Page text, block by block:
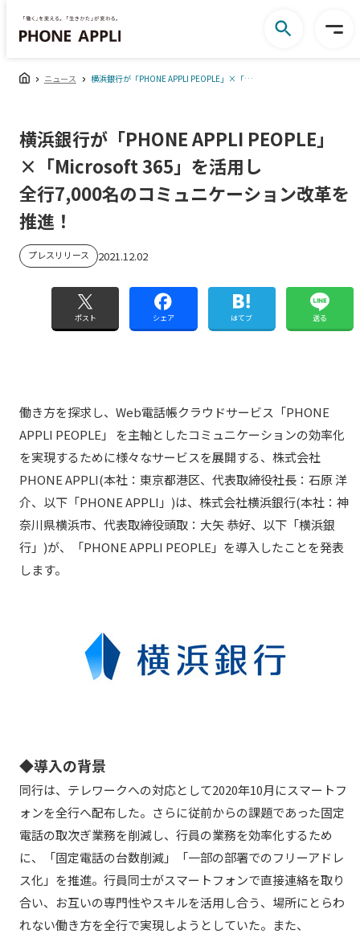
ニュース 横浜銀行が「PHONE APPLI PEOPLE」×「Microsoft 365」を活用し全行7,000名のコミュニケーション改革を推進！
横浜銀行が「PHONE APPLI PEOPLE」
×「Microsoft 365」を活用し
全行7,000名のコミュニケーション改革を
推進！
プレスリリース 2021.12.02
ポスト シェア はてブ 送る
働き方を探求し、Web電話帳クラウドサービス「PHONE
APPLI PEOPLE」 を主軸としたコミュニケーションの効率化
を実現するために様々なサービスを展開する、株式会社
PHONE APPLI(本社：東京都港区、代表取締役社長：石原 洋
介、以下「PHONE APPLI」)は、株式会社横浜銀行(本社：神
奈川県横浜市、代表取締役頭取：大矢 恭好、以下「横浜銀
行」)が、「PHONE APPLI PEOPLE」を導入したことを発表
します。
◆導入の背景
同行は、テレワークへの対応として2020年10月にスマートフ
ォンを全行へ配布した。さらに従前からの課題であった固定
電話の取次ぎ業務を削減し、行員の業務を効率化するため
に、「固定電話の台数削減」「一部の部署でのフリーアドレ
ス化」を推進。行員同士がスマートフォンで直接連絡を取り
合い、お互いの専門性やスキルを活用し合う、場所にとらわ
れない働き方を全行で実現しようとしていた。また、